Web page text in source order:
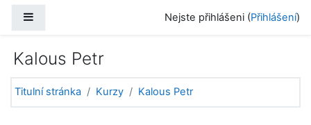
Nejste přihlášeni (Přihlášení)
Kalous Petr
Titulní stránka Kurzy Kalous Petr